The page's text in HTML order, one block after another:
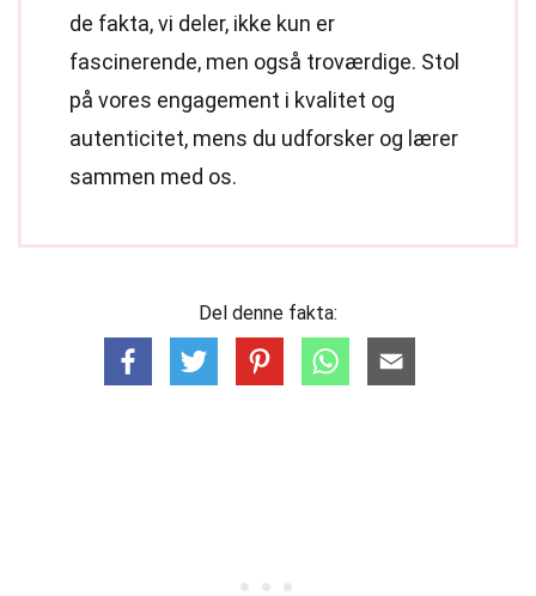
de fakta, vi deler, ikke kun er
fascinerende, men også troværdige. Stol
på vores engagement i kvalitet og
autenticitet, mens du udforsker og lærer
sammen med os.
Del denne fakta: